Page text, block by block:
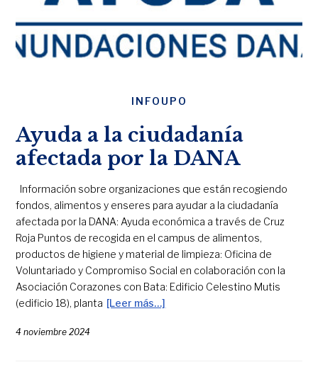
INFOUPO
Ayuda a la ciudadanía
afectada por la DANA
Información sobre organizaciones que están recogiendo
fondos, alimentos y enseres para ayudar a la ciudadanía
afectada por la DANA: Ayuda económica a través de Cruz
Roja Puntos de recogida en el campus de alimentos,
productos de higiene y material de limpieza: Oficina de
Voluntariado y Compromiso Social en colaboración con la
Asociación Corazones con Bata: Edificio Celestino Mutis
(edificio 18), planta [Leer más…]
4 noviembre 2024